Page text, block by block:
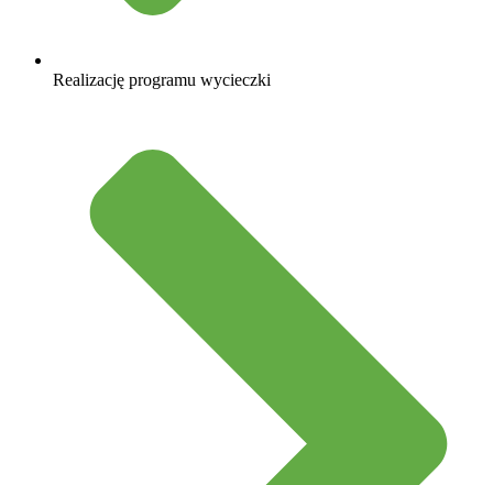
Realizację programu wycieczki